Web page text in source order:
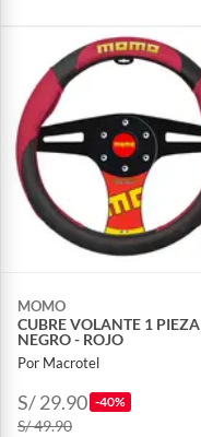
MOMO
CUBRE VOLANTE 1 PIEZA
NEGRO - ROJO
Por Macrotel
S/ 29.90 -40%
S/ 49.90